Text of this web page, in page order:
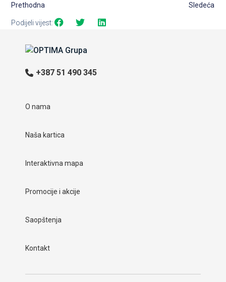
Prethodna Sledeća
Podijeli vijest:
+387 51 490 345
O nama
Naša kartica
Interaktivna mapa
Promocije i akcije
Saopštenja
Kontakt